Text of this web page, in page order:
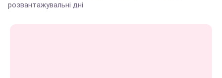
розвантажувальні дні